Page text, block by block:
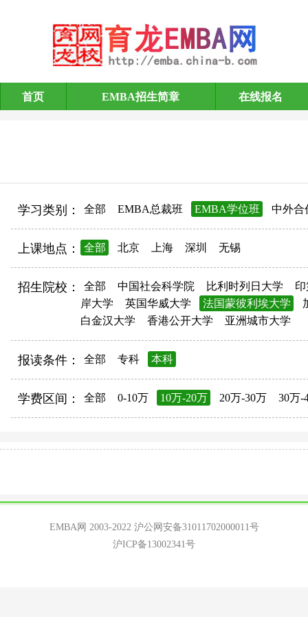
EMBA招生简章
首页 EMBA招生简章 在线报名
学习类别： 全部 EMBA总裁班 EMBA学位班 中外合
上课地点： 全部 北京 上海 深圳 无锡
招生院校： 全部 中国社会科学院 比利时列日大学
岸大学
英国华威大学 法国蒙彼利埃大学
白金汉大学
香港公开大学 亚洲城市大学
报读条件： 全部 专科 本科
学费区间： 全部 0-10万 10万-20万 20万-30万 30万-
EMBA网 2003-2022 沪公网安备31011702000011号
沪ICP备13002341号